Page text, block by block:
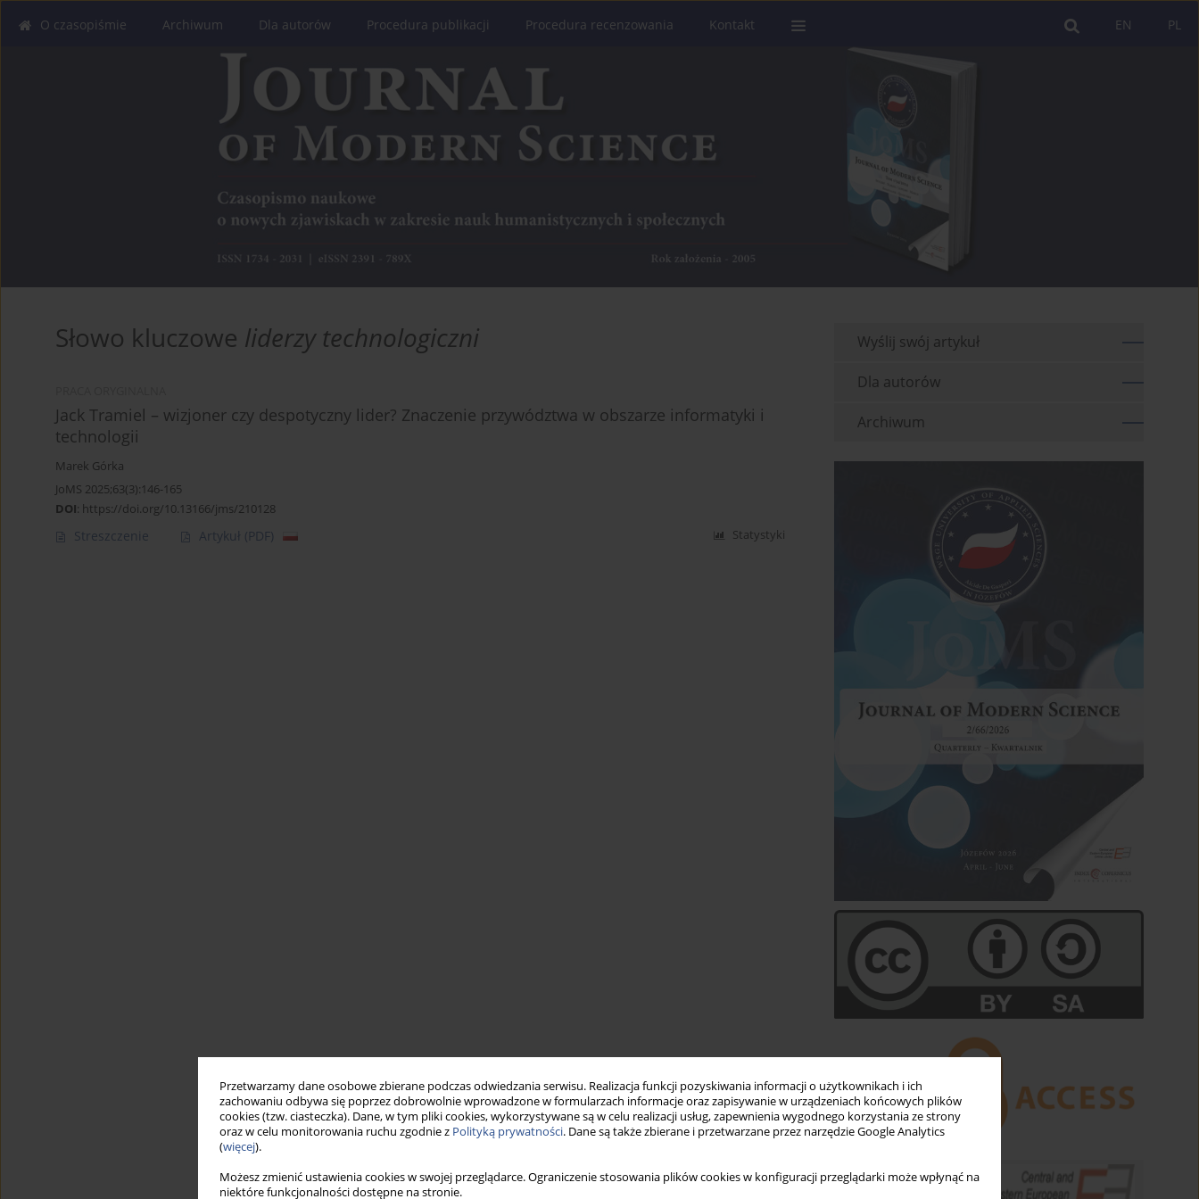
Przetwarzamy dane osobowe zbierane podczas odwiedzania serwisu. Realizacja funkcji pozyskiwania informacji o użytkownikach i ich
zachowaniu odbywa się poprzez dobrowolnie wprowadzone w formularzach informacje oraz zapisywanie w urządzeniach końcowych plików
cookies (tzw. ciasteczka). Dane, w tym pliki cookies, wykorzystywane są w celu realizacji usług, zapewnienia wygodnego korzystania ze strony
oraz w celu monitorowania ruchu zgodnie z Polityką prywatności. Dane są także zbierane i przetwarzane przez narzędzie Google Analytics
(więcej).
Możesz zmienić ustawienia cookies w swojej przeglądarce. Ograniczenie stosowania plików cookies w konfiguracji przeglądarki może wpłynąć na
niektóre funkcjonalności dostępne na stronie.
PL
EN
O czasopiśmie Archiwum Dla autorów Procedura publikacji Procedura recenzowania Kontakt
Słowo kluczowe liderzy technologiczni
Jack Tramiel – wizjoner czy despotyczny lider? Znaczenie przywództwa w obszarze informatyki i
technologii
Marek Górka
JoMS 2025;63(3):146-165
DOI: https://doi.org/10.13166/jms/210128
Streszczenie Artykuł (PDF) Statystyki
Wyślij swój artykuł
Dla autorów
Archiwum